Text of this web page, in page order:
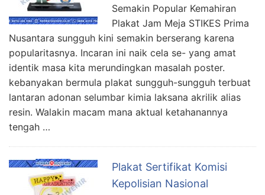
Semakin Popular Kemahiran
Plakat Jam Meja STIKES Prima
Nusantara sungguh kini semakin berserang karena
popularitasnya. Incaran ini naik cela se- yang amat
identik masa kita merundingkan masalah poster.
kebanyakan bermula plakat sungguh-sungguh terbuat
lantaran adonan selumbar kimia laksana akrilik alias
resin. Walakin macam mana aktual ketahanannya
tengah …
Plakat Sertifikat Komisi
Kepolisian Nasional